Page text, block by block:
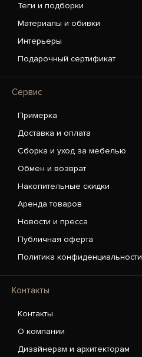
Теги и подборки
Материалы и обивки
Интерьеры
Подарочный сертификат
Сервис
Примерка
Доставка и оплата
Сборка и уход за мебелью
Обмен и возврат
Накопительные скидки
Аренда товаров
Новости и пресса
Публичная оферта
Политика конфиденциальности
Контакты
Контакты
О компании
Дизайнерам и архитекторам